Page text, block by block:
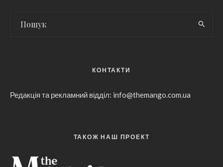
КОНТАКТИ
Редакція та рекламний відділ: info@themango.com.ua
ТАКОЖ НАШ ПРОЕКТ